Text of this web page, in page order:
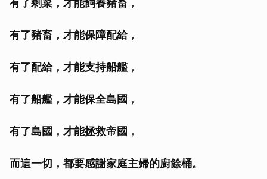
有了豬畜，才能保障配給，
有了配給，才能支持船艦，
有了船艦，才能保全島國，
有了島國，才能拯救帝國，
而這一切，都要感謝家庭主婦的廚餘桶。